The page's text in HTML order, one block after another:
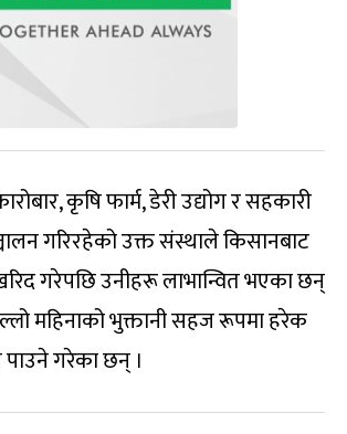
कृषि फार्म, डेरी उद्योग र सहकारी
गरिरहेको उक्त संस्थाले किसानबाट
गरेपछि उनीहरू लाभान्वित भएका छन्
महिनाको भुक्तानी सहज रूपमा हरेक
गरेका छन् ।